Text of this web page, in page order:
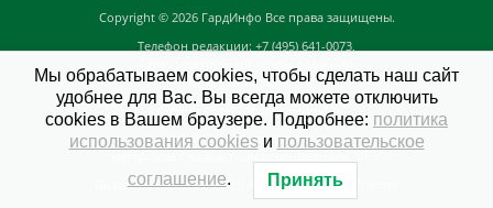
Copyright © 2026 ГардИнфо Все права защищены.
Телефон редакции: +7 (495) 641-0073,
news@guardinfo.online
Главный редактор: Кузьмин Д.А.
На сайте могут быть размещены
GuardInfo based on Catch Adaptive byCatch Themes
Мы обрабатываем cookies, чтобы сделать наш сайт
удобнее для Вас. Вы всегда можете отключить
cookies в Вашем браузере. Подробнее: политика
использования cookiesи пользовательское
соглашение. Принять